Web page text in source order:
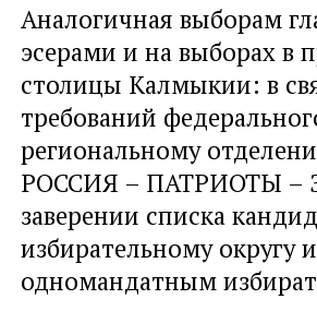
Аналогичная выборам
эсерами и на выборах в
столицы Калмыкии: в
требований
региональному
РОССИЯ – ПАТРИОТЫ –
заверении списка
избирательному округу
одномандатным